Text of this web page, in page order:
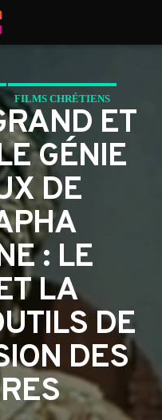
FILMS CHRÉTIENS
ET
GÉNIE
DE
: LE
LA
DE
DES